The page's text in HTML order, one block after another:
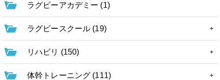
ラグビーアカデミー (1)
ラグビースクール (19)
リハビリ (150)
体幹トレーニング (111)